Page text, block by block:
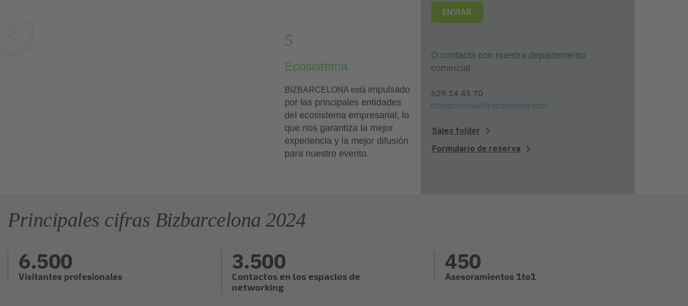
5
Ecosistema
BIZBARCELONA está impulsado
por las principales entidades
del ecosistema empresarial, lo
que nos garantiza la mejor
experiencia y la mejor difusión
para nuestro evento.
O contacta con nuestra departamento
comercial
629 14 45 70
bizbarcelona@firabarcelona.com
Sales folder
Formulario de reserva
Principales cifras Bizbarcelona 2024
Visitantes profesionales
6.500
Contactos en los espacios de
networking
3.500
Asesoramientos 1to1
450